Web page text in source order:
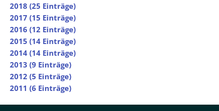
2018 (25 Einträge)
2017 (15 Einträge)
2016 (12 Einträge)
2015 (14 Einträge)
2014 (14 Einträge)
2013 (9 Einträge)
2012 (5 Einträge)
2011 (6 Einträge)